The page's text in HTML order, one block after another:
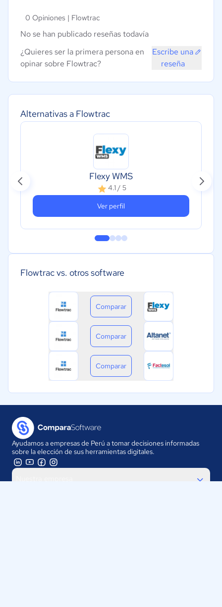
Alternativas a Flowtrac
Flexy WMS
4.1 / 5
Ver perfil
Flowtrac vs. otros software
Comparar
Comparar
Comparar
0 Opiniones | Flowtrac
No se han publicado reseñas todavía
¿Quieres ser la primera persona en
opinar sobre Flowtrac?
Escribe una
reseña
Ayudamos a empresas de Perú a tomar decisiones informadas
sobre la elección de sus herramientas digitales.